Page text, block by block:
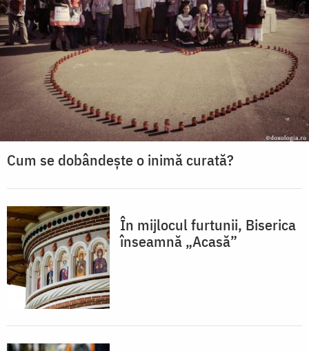
Cum se dobândește o inimă curată?
În mijlocul furtunii, Biserica
înseamnă „Acasă”